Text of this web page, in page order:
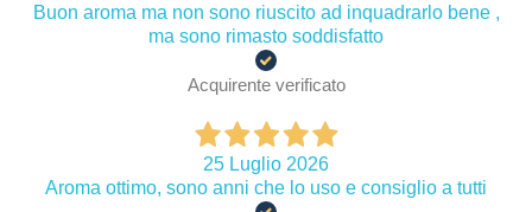
Buon aroma ma non sono riuscito ad inquadrarlo bene ,
ma sono rimasto soddisfatto
Acquirente verificato
25 Luglio 2026
Aroma ottimo, sono anni che lo uso e consiglio a tutti